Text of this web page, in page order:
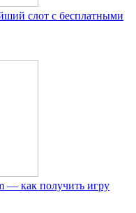
слот с бесплатными
— как получить игру